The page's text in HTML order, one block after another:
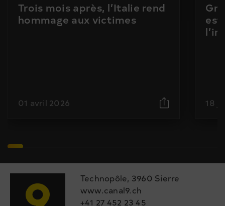
Trois mois après, l’Italie rend
hommage aux victimes
01 avril 2026
est
18
Technopôle, 3960 Sierre
www.canal9.ch
+41 27 452 23 45